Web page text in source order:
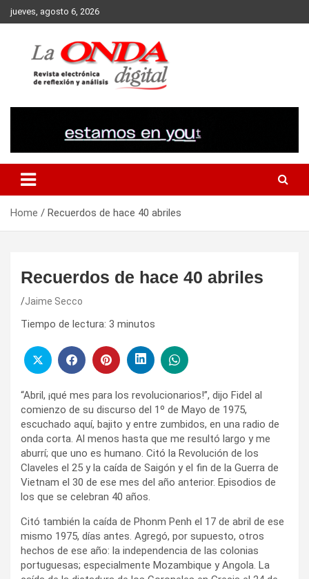
Skip
to
jueves, agosto 6, 2026
Home Recuerdos de hace 40 abriles
Recuerdos de hace 40 abriles
Jaime Secco
Tiempo de lectura: 3 minutos
“Abril, ¡qué mes para los revolucionarios!”, dijo Fidel al
comienzo de su discurso del 1º de Mayo de 1975,
escuchado aquí, bajito y entre zumbidos, en una radio de
onda corta. Al menos hasta que me resultó largo y me
aburrí; que uno es humano. Citó la Revolución de los
Claveles el 25 y la caída de Saigón y el fin de la Guerra de
Vietnam el 30 de ese mes del año anterior. Episodios de
los que se celebran 40 años.
Citó también la caída de Phonm Penh el 17 de abril de ese
mismo 1975, días antes. Agregó, por supuesto, otros
hechos de ese año: la independencia de las colonias
portuguesas; especialmente Mozambique y Angola. La